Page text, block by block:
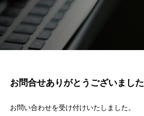
お問合せありがとうございました
お問い合わせを受け付けいたしました。